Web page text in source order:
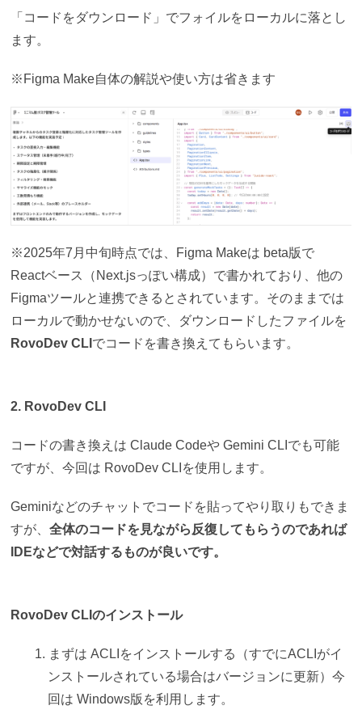
「コードをダウンロード」でフォイルをローカルに落とし
ます。
※Figma Make自体の解説や使い方は省きます
※2025年7月中旬時点では、Figma Makeは beta版で
Reactベース（Next.jsっぽい構成）で書かれており、他の
Figmaツールと連携できるとされています。そのままでは
ローカルで動かせないので、ダウンロードしたファイルを
RovoDev CLI でコードを書き換えてもらいます。
2. RovoDev CLI
コードの書き換えは Claude Codeや Gemini CLIでも可能
ですが、今回は RovoDev CLIを使用します。
Geminiなどのチャットでコードを貼ってやり取りもできま
すが、全体のコードを見ながら反復してもらうのであれば
IDEなどで対話するものが良いです。
RovoDev CLIのインストール
まずは ACLIをインストールする（すでにACLIがイ
ンストールされている場合はバージョンに更新）今
回は Windows版を利用します。